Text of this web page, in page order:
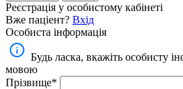
Реєстрація у особистому кабінеті
Вже паціент? Вхід
Особиста інформація
Будь ласка, вкажіть особисту
мовою
Прізвище*